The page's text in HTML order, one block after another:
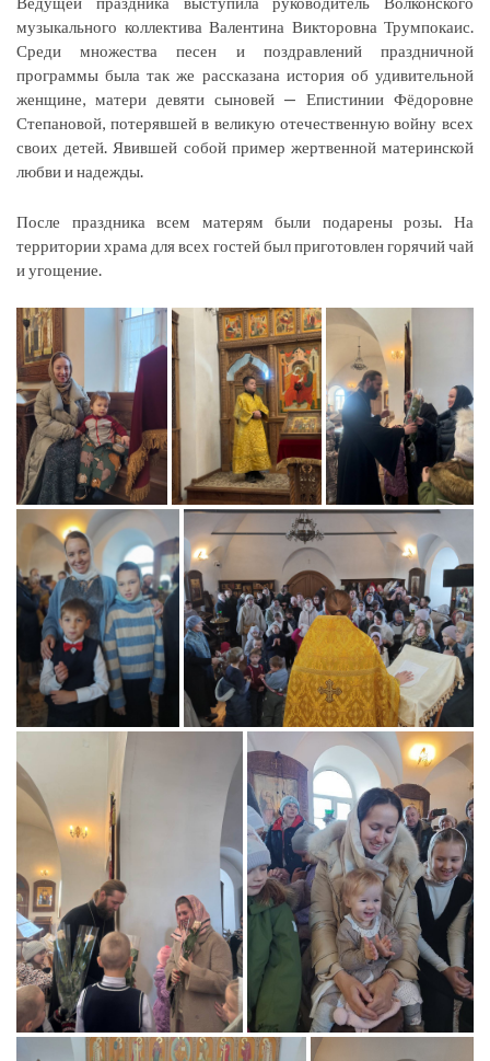
музыкального коллектива Валентина Викторовна Трумпокаис.
Среди множества песен и поздравлений праздничной
программы была так же рассказана история об удивительной
женщине, матери девяти сыновей — Епистинии Фёдоровне
Степановой, потерявшей в великую отечественную войну всех
своих детей. Явившей собой пример жертвенной материнской
любви и надежды.
После праздника всем матерям были подарены розы. На
территории храма для всех гостей был приготовлен горячий чай
и угощение.